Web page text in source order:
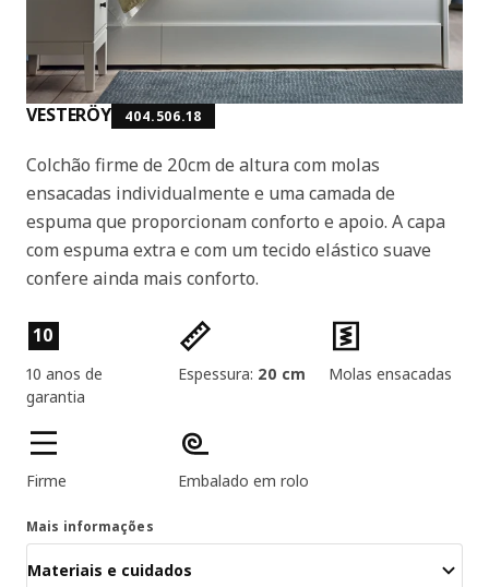
VESTERÖY 404.506.18
Colchão firme de 20cm de altura com molas
ensacadas individualmente e uma camada de
espuma que proporcionam conforto e apoio. A capa
com espuma extra e com um tecido elástico suave
confere ainda mais conforto.
Características dos produtos
10
10 anos de
garantia
Espessura: 20 cm Molas ensacadas
Firme Embalado em rolo
Mais informações
Materiais e cuidados